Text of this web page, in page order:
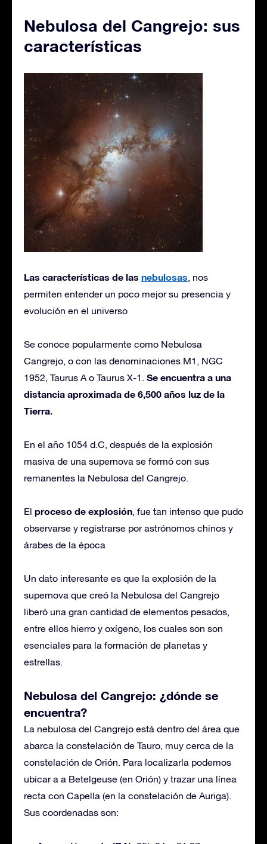
Nebulosa del Cangrejo: sus
características
Las características de las nebulosas , nos
permiten entender un poco mejor su presencia y
evolución en el universo
Se conoce popularmente como Nebulosa
Cangrejo, o con las denominaciones M1, NGC
1952, Taurus A o Taurus X-1. Se encuentra a una
distancia aproximada de 6,500 años luz de la
Tierra.
En el año 1054 d.C, después de la explosión
masiva de una supernova se formó con sus
remanentes la Nebulosa del Cangrejo.
El proceso de explosión , fue tan intenso que pudo
observarse y registrarse por astrónomos chinos y
árabes de la época
Un dato interesante es que la explosión de la
supernova que creó la Nebulosa del Cangrejo
liberó una gran cantidad de elementos pesados,
entre ellos hierro y oxígeno, los cuales son son
esenciales para la formación de planetas y
estrellas.
Nebulosa del Cangrejo: ¿dónde se
encuentra?
La nebulosa del Cangrejo está dentro del área que
abarca la constelación de Tauro, muy cerca de la
constelación de Orión. Para localizarla podemos
ubicar a a Betelgeuse (en Orión) y trazar una línea
recta con Capella (en la constelación de Auriga).
Sus coordenadas son: